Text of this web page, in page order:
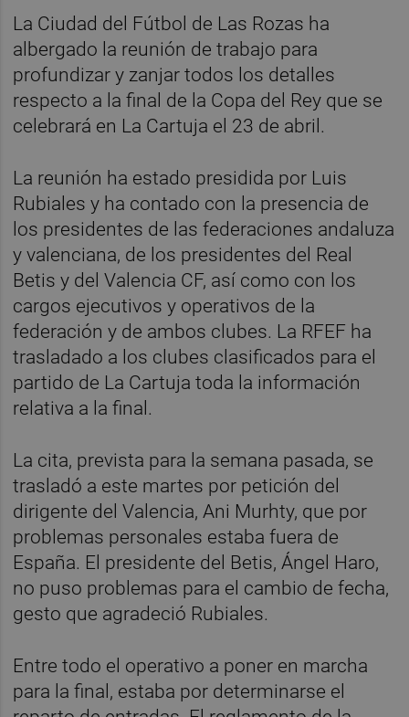
La Ciudad del Fútbol de Las Rozas ha
albergado la reunión de trabajo para
profundizar y zanjar todos los detalles
respecto a la final de la Copa del Rey que se
celebrará en La Cartuja el 23 de abril.
La reunión ha estado presidida por Luis
Rubiales y ha contado con la presencia de
los presidentes de las federaciones andaluza
y valenciana, de los presidentes del Real
Betis y del Valencia CF, así como con los
cargos ejecutivos y operativos de la
federación y de ambos clubes. La RFEF ha
trasladado a los clubes clasificados para el
partido de La Cartuja toda la información
relativa a la final.
La cita, prevista para la semana pasada, se
trasladó a este martes por petición del
dirigente del Valencia, Ani Murhty, que por
problemas personales estaba fuera de
España. El presidente del Betis, Ángel Haro,
no puso problemas para el cambio de fecha,
gesto que agradeció Rubiales.
Entre todo el operativo a poner en marcha
para la final, estaba por determinarse el